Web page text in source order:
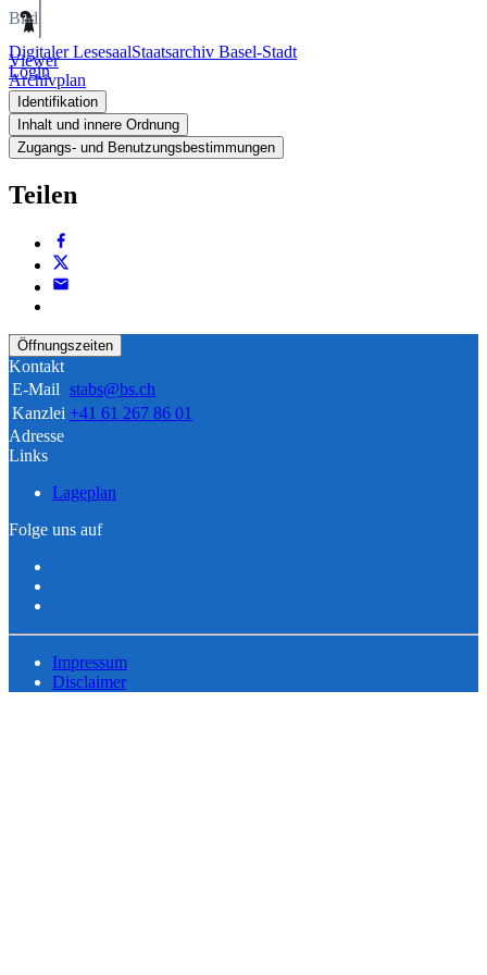
Digitaler LesesaalStaatsarchiv Basel-Stadt
Login
Bild
Viewer
Archivplan
Identifikation
Inhalt und innere Ordnung
Zugangs- und Benutzungsbestimmungen
Teilen
Öffnungszeiten
Kontakt
E-Mail stabs@bs.ch
Kanzlei +41 61 267 86 01
Adresse
Links
Lageplan
Folge uns auf
Impressum
Disclaimer